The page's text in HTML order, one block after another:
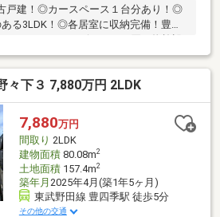
戸建！◎カースペース１台分あり！◎
る3LDK！◎各居室に収納完備！豊富
ス保証付き！【リフォーム内容】・
ニットバス交換・洗面化粧台交換・ト
、クロス貼替・外壁塗装・ハウスクリ
々下３ 7,880万円 2LDK
7,880万円
間取り 2LDK
建物面積80.08m2
土地面積157.4m2
築年月 2025年4月(築1年5ヶ月)
東武野田線 豊四季駅 徒歩5分
その他の交通